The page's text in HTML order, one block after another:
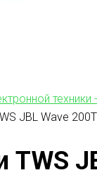
JBL Wave
TWS